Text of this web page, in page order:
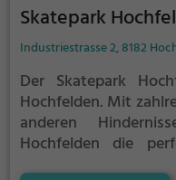
Skatepark
Industriestrasse 2, 8182
Der Skatepark
Hochfelden. Mit
anderen
Hochfelden die